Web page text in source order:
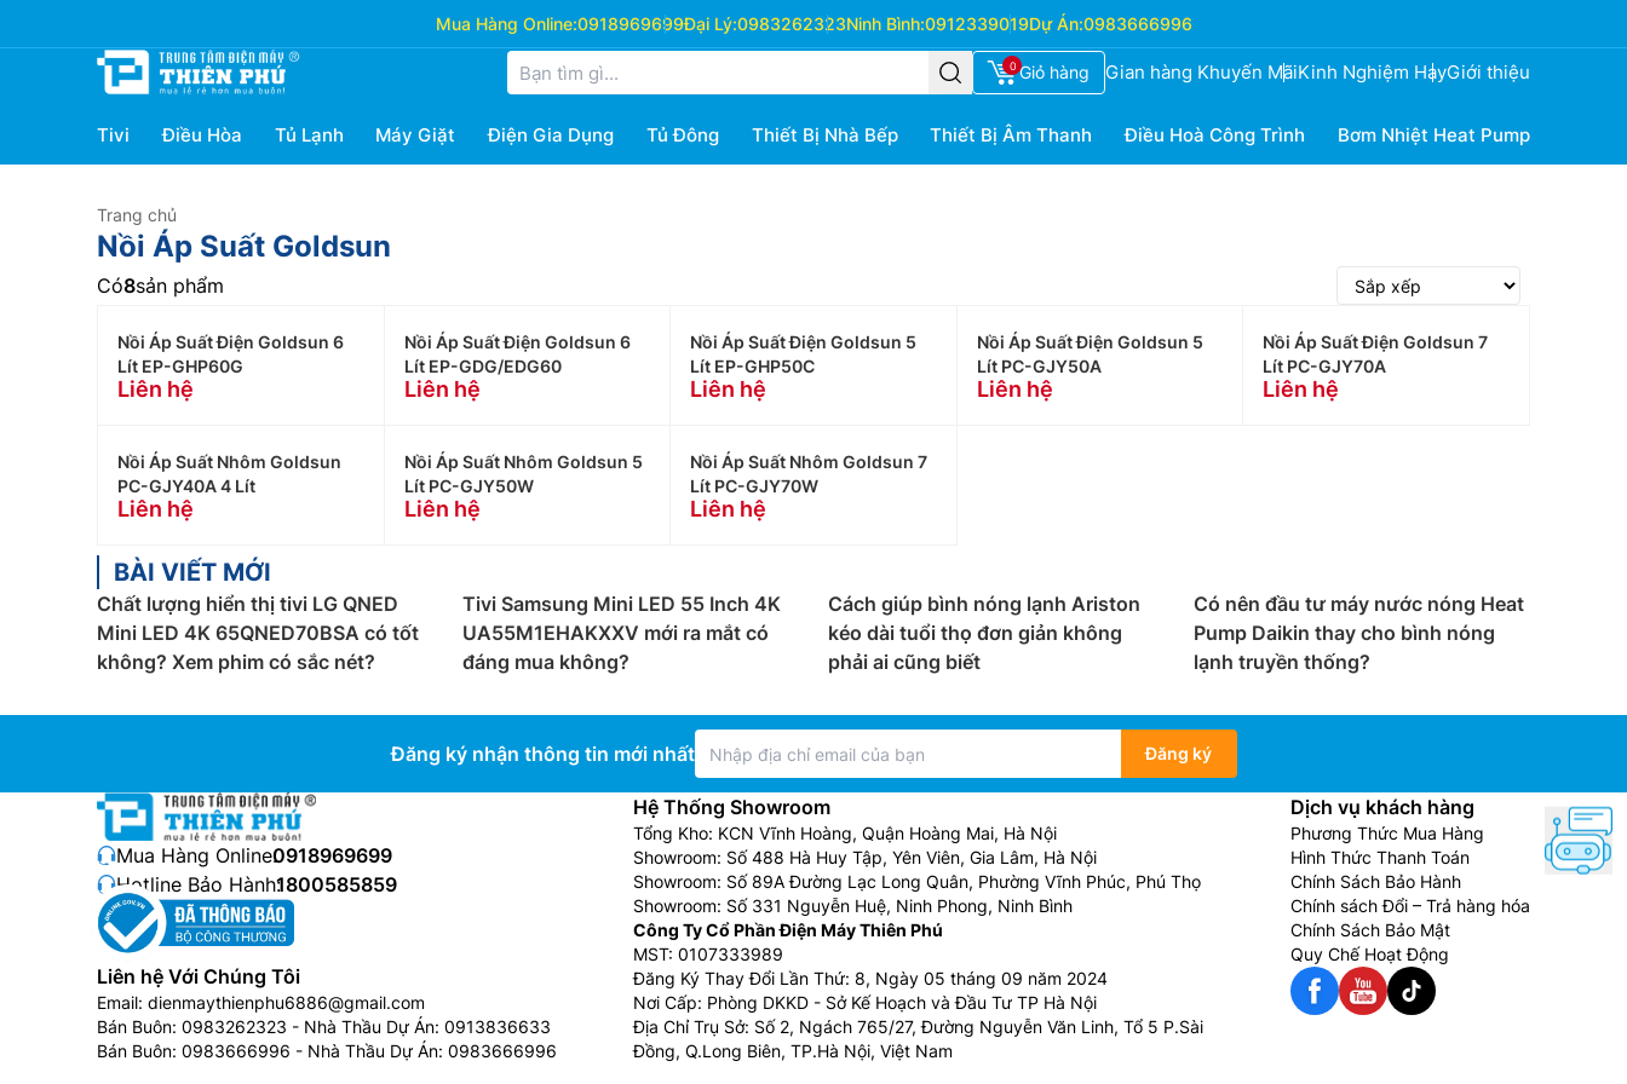
Mua Hàng Online:0918969699Đại Lý:0983262323Ninh Bình:0912339019Dự Án:0983666996
0 Giỏ hàng Gian hàng Khuyến MãiKinh Nghiệm HayGiới thiệu
Tivi Điều Hòa Tủ Lạnh Máy Giặt Điện Gia Dụng Tủ Đông Thiết Bị Nhà Bếp Thiết Bị Âm Thanh Điều Hoà Công Trình Bơm Nhiệt Heat Pump
Trang chủ
Nồi Áp Suất Goldsun
Có8sản phẩm
Nồi Áp Suất Điện Goldsun 6
Lít EP-GHP60G
Liên hệ
Nồi Áp Suất Điện Goldsun 6
Lít EP-GDG/EDG60
Liên hệ
Nồi Áp Suất Điện Goldsun 5
Lít EP-GHP50C
Liên hệ
Nồi Áp Suất Điện Goldsun 5
Lít PC-GJY50A
Liên hệ
Nồi Áp Suất Điện Goldsun 7
Lít PC-GJY70A
Liên hệ
Nồi Áp Suất Nhôm Goldsun
PC-GJY40A 4 Lít
Liên hệ
Nồi Áp Suất Nhôm Goldsun 5
Lít PC-GJY50W
Liên hệ
Nồi Áp Suất Nhôm Goldsun 7
Lít PC-GJY70W
Liên hệ
BÀI VIẾT MỚI
Chất lượng hiển thị tivi LG QNED
Mini LED 4K 65QNED70BSA có tốt
không? Xem phim có sắc nét?
Tivi Samsung Mini LED 55 Inch 4K
UA55M1EHAKXXV mới ra mắt có
đáng mua không?
Cách giúp bình nóng lạnh Ariston
kéo dài tuổi thọ đơn giản không
phải ai cũng biết
Có nên đầu tư máy nước nóng Heat
Pump Daikin thay cho bình nóng
lạnh truyền thống?
Đăng ký nhận thông tin mới nhất Đăng ký
Mua Hàng Online:0918969699
Hotline Bảo Hành:1800585859
Liên hệ Với Chúng Tôi
Email: dienmaythienphu6886@gmail.com
Bán Buôn: 0983262323 - Nhà Thầu Dự Án: 0913836633
Bán Buôn: 0983666996 - Nhà Thầu Dự Án: 0983666996
Hệ Thống Showroom
Tổng Kho: KCN Vĩnh Hoàng, Quận Hoàng Mai, Hà Nội
Showroom: Số 488 Hà Huy Tập, Yên Viên, Gia Lâm, Hà Nội
Showroom: Số 89A Đường Lạc Long Quân, Phường Vĩnh Phúc, Phú Thọ
Showroom: Số 331 Nguyễn Huệ, Ninh Phong, Ninh Bình
Công Ty Cổ Phần Điện Máy Thiên Phú
MST: 0107333989
Đăng Ký Thay Đổi Lần Thứ: 8, Ngày 05 tháng 09 năm 2024
Nơi Cấp: Phòng DKKD - Sở Kế Hoạch và Đầu Tư TP Hà Nội
Địa Chỉ Trụ Sở: Số 2, Ngách 765/27, Đường Nguyễn Văn Linh, Tổ 5 P.Sài
Đồng, Q.Long Biên, TP.Hà Nội, Việt Nam
Dịch vụ khách hàng
Phương Thức Mua Hàng
Hình Thức Thanh Toán
Chính Sách Bảo Hành
Chính sách Đổi – Trả hàng hóa
Chính Sách Bảo Mật
Quy Chế Hoạt Động